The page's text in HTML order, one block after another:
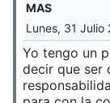
MAS
Lunes, 31 Julio
Yo tengo un
decir que ser